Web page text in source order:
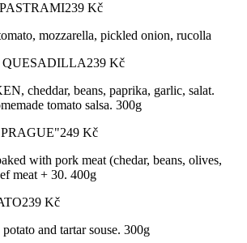
239 Kč
mozzarella, pickled onion, rucolla
QUESADILLA239 Kč
cheddar, beans, paprika, garlic, salat.
tomato salsa. 300g
249 Kč
with pork meat (chedar, beans, olives,
meat + 30. 400g
239 Kč
and tartar souse. 300g